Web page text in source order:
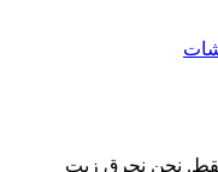
نحن نحرق زيت